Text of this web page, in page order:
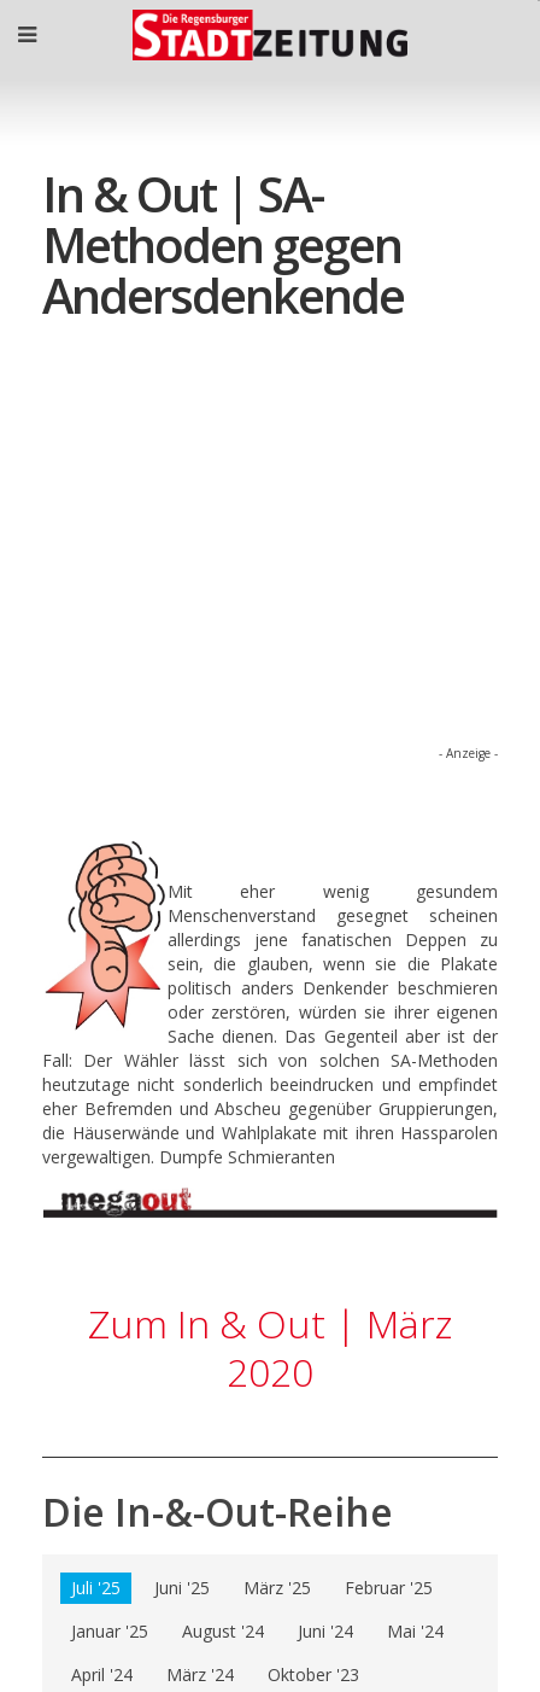
In & Out | SA-
Methoden gegen
Andersdenkende
- Anzeige -
Mit eher wenig gesundem
Menschenverstand gesegnet scheinen
allerdings jene fanatischen Deppen zu
sein, die glauben, wenn sie die Plakate
politisch anders Denkender beschmieren
oder zerstören, würden sie ihrer eigenen
Sache dienen. Das Gegenteil aber ist der
Fall: Der Wähler lässt sich von solchen SA-Methoden
heutzutage nicht sonderlich beeindrucken und empfindet
eher Befremden und Abscheu gegenüber Gruppierungen,
die Häuserwände und Wahlplakate mit ihren Hassparolen
vergewaltigen. Dumpfe Schmieranten
Zum In & Out | März
2020
Die In-&-Out-Reihe
Juli '25 Juni '25 März '25
Februar '25
Januar '25
August '24 Juni '24
Mai '24
April '24
März '24
Oktober '23